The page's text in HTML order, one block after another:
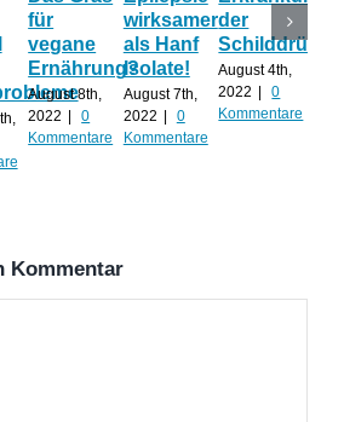
für
vegane
Ernährung?
August 8th,
2022
0
Kommentare
wirksamer
als Hanf
Isolate!
August 7th,
2022
0
Kommentare
der
Schilddrüse
August 4th,
2022
0
Kommentare
Kommentar